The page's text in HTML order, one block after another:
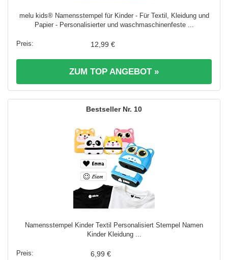
melu kids® Namensstempel für Kinder - Für Textil, Kleidung und
Papier - Personalisierter und waschmaschinenfeste ...
12,99 €
ZUM TOP ANGEBOT »
10
Namensstempel Kinder Textil Personalisiert Stempel Namen
Kinder Kleidung ...
6,99 €